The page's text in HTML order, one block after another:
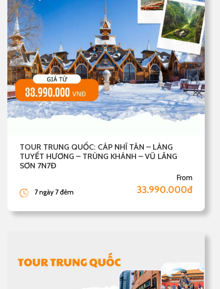
TOUR TRUNG QUỐC: CÁP NHĨ TÂN – LÀNG
TUYẾT HƯƠNG – TRÙNG KHÁNH – VŨ LĂNG
SƠN 7N7Đ
From
33.990.000đ
7 ngày 7 đêm